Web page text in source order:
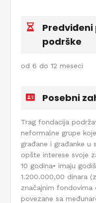
podrške
od 6 do 12 meseci
Posebni
Trag fondacija
neformalne grupe
građane i građanke u
opšte interese svoje
10 godina• imaju
1.200.000,00 dinara
značajnim fondovima
povezane sa